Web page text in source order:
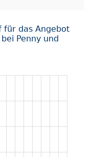
für das Angebot
bei Penny und